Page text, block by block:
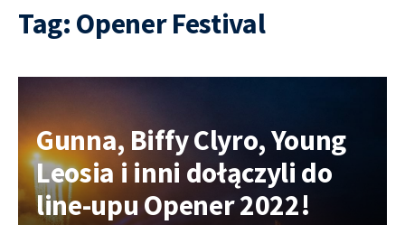
Tag: Opener Festival
Gunna, Biffy Clyro, Young
Leosia i inni dołączyli do
line-upu Opener 2022!